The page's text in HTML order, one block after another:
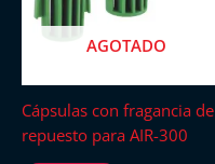
AGOTADO
Cápsulas con fragancia de
repuesto para AIR-300